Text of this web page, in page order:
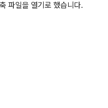
파일을 열기로 했습니다.